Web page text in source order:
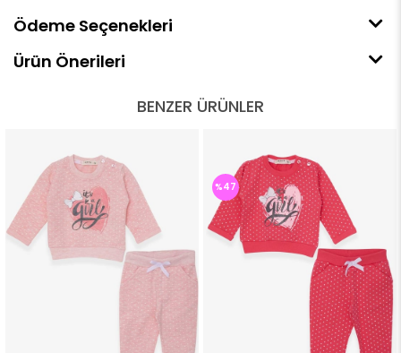
Ödeme Seçenekleri
Ürün Önerileri
BENZER ÜRÜNLER
%47